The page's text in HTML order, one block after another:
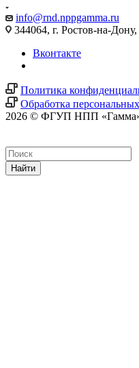
info@rnd.nppgamma.ru
344064, г. Ростов-на-
Вконтакте
Политика
Обработка
2026 © ФГУП НПП
Найти